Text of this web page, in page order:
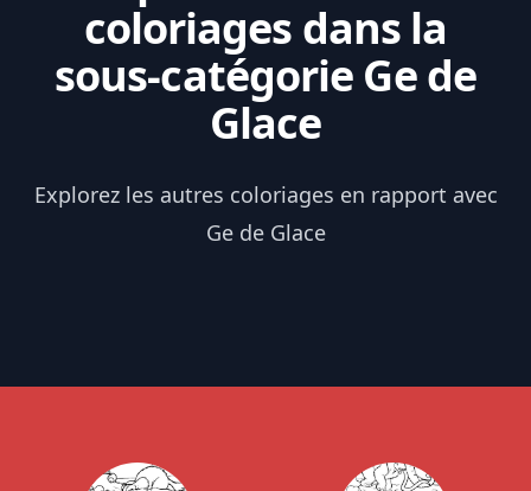
coloriages dans la
sous-catégorie Ge de
Glace
Explorez les autres coloriages en rapport avec
Ge de Glace